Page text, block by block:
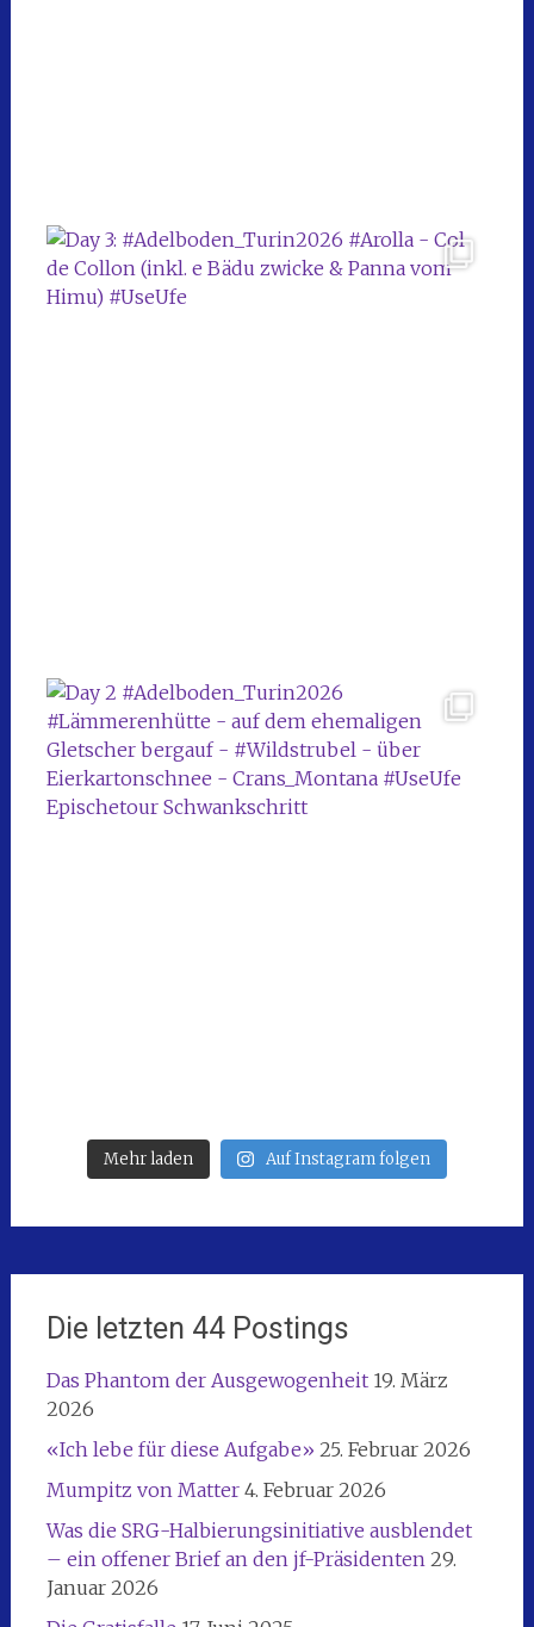
Mehr laden Auf Instagram folgen
Die letzten 44 Postings
Das Phantom der Ausgewogenheit 19. März
2026
«Ich lebe für diese Aufgabe» 25. Februar 2026
Mumpitz von Matter 4. Februar 2026
Was die SRG-Halbierungsinitiative ausblendet
– ein offener Brief an den jf-Präsidenten 29.
Januar 2026